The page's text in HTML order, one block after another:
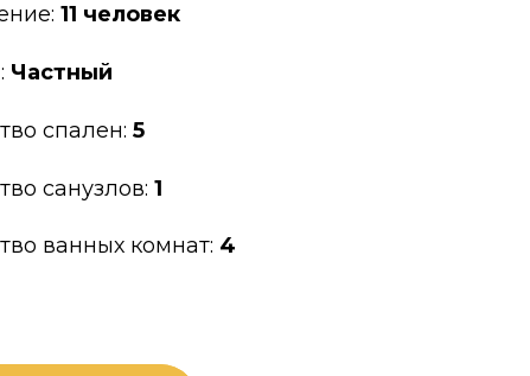
11 человек
Частный
спален: 5
санузлов: 1
ванных комнат: 4